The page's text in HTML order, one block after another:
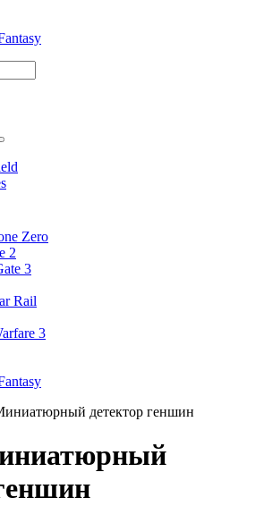
Zero
2
3
Rail
3
детектор геншин